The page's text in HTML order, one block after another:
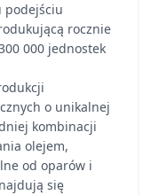
podejściu
rocznie
000 jednostek
o unikalnej
kombinacji
olejem,
od oparów i
się